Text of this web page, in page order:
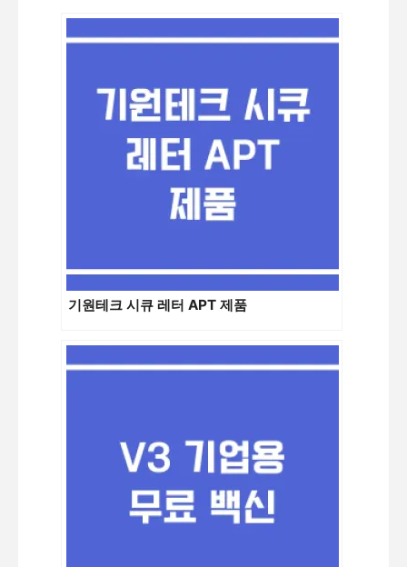
기원테크 시큐 레터 APT 제품